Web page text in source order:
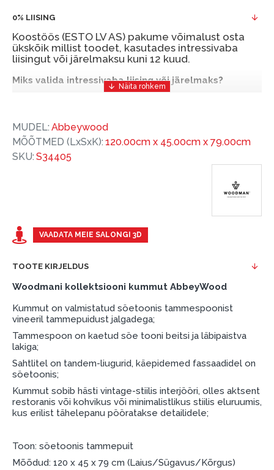
0% LIISING
Koostöös (ESTO LV AS) pakume võimalust osta
ükskõik millist toodet, kasutades intressivaba
liisingut või järelmaksu kuni 12 kuud.
Miks valida intressivaba liising või järelmaks?
teil vajalikud tooted kohe osta, kuid nende eest
hiljem tasuda.
ESTO-ga saate intressivaba liisingu või järelmaksu
eeliseid ilma esimese sissemakseta ja järelmaksu
Näide: Toote hind 300 €, periood: 12 kuud,
esimene sissemakse: 0 €, igakuine makse: 25 €,
Liisingut ja järelmaksu saate vormistada ka külastades
meie salongi Dārzciema tänaval 91, Riia, Läti.
Dokumendi nõuded:
ESTO LV AS (Dokumentide vormistamiseks on
vajalik Smart-ID, eParaksts eID, eParaksts eID
SEB või Citadele).
Lepingu tingimused:
Liisingulepingu võib allkirjastada ainult see isik,
Lisateave:
VAADATA MEIE SALONGI 3D
TOOTE KIRJELDUS
Woodmani kollektsiooni kummut AbbeyWood
Kummut on valmistatud söetoonis tammespoonist
vineeril tammepuidust jalgadega;
Tammespoon on kaetud söe tooni beitsi ja läbipaistva
lakiga;
Sahtlitel on tandem-liugurid, käepidemed fassaadidel on
söetoonis;
Kummut sobib hästi vintage-stiilis interjööri, olles aktsent
restoranis või kohvikus või minimalistlikus stiilis eluruumis,
kus erilist tähelepanu pööratakse detailidele;
Toon: söetoonis tammepuit
Mõõdud: 120 x 45 x 79 cm (Laius/Sügavus/Kõrgus)
MUDEL: Abbeywood
MÕÕTMED (LxSxK): 120.00cm x 45.00cm x 79.00cm
SKU: S34405